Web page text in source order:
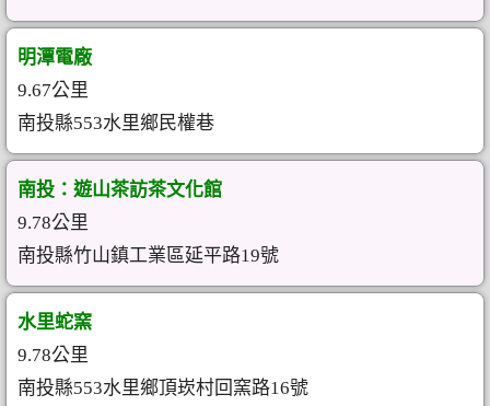
明潭電廠
9.67公里
南投縣553水里鄉民權巷
南投：遊山茶訪茶文化館
9.78公里
南投縣竹山鎮工業區延平路19號
水里蛇窯
9.78公里
南投縣553水里鄉頂崁村回窯路16號